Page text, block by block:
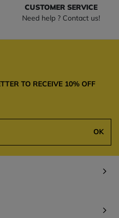
CUSTOMER SERVICE
Need help ? Contact us!
TO RECEIVE 10% OFF
OK